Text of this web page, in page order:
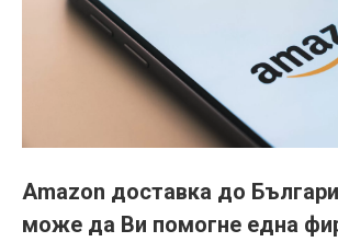
Аmazon доставка до
може да Ви помогне една